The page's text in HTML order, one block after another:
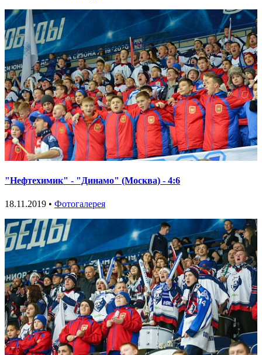
"Нефтехимик" - "Динамо" (Москва) - 4:6
18.11.2019 • Фотогалерея